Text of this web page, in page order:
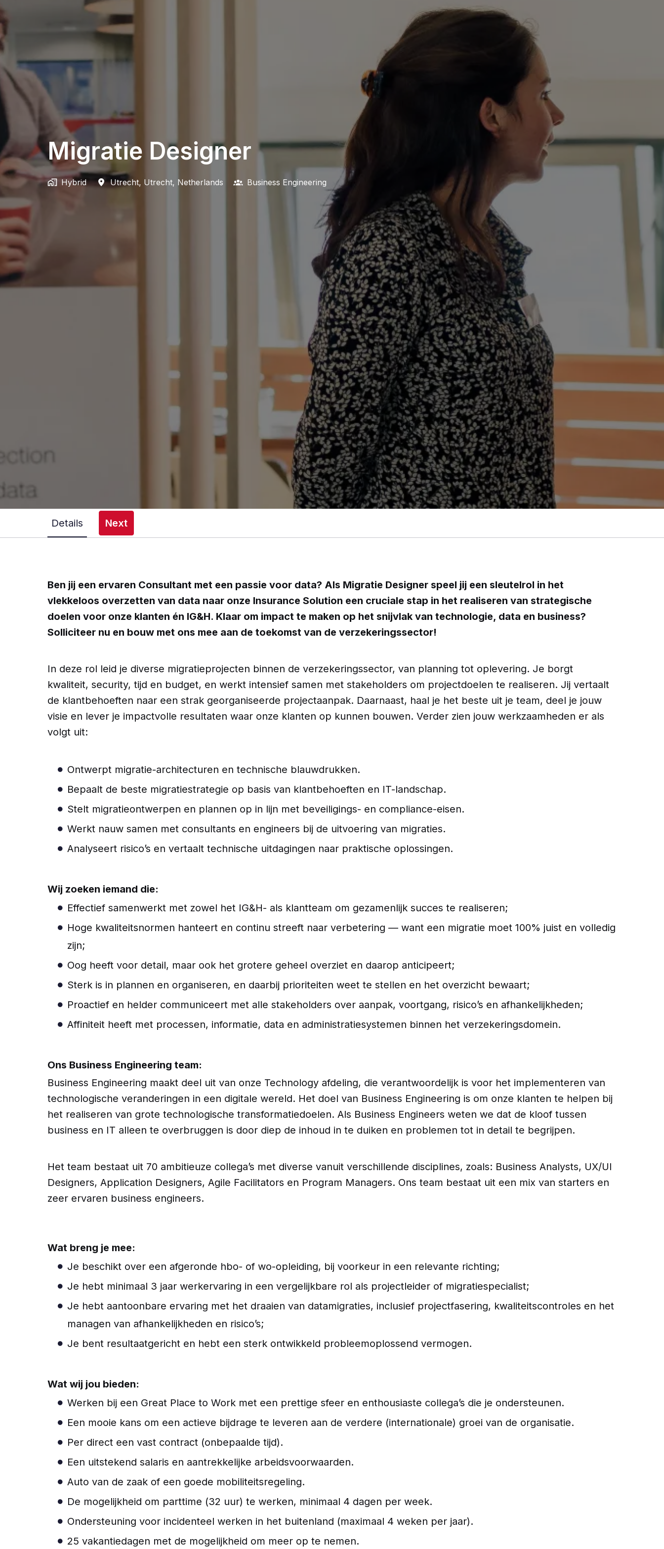
Migratie Designer
Hybrid Utrecht, Utrecht, Netherlands Business Engineering
Details Next
Ben jij een ervaren Consultant met een passie voor data? Als Migratie Designer speel jij een sleutelrol in het
vlekkeloos overzetten van data naar onze Insurance Solution een cruciale stap in het realiseren van strategische
doelen voor onze klanten én IG&H. Klaar om impact te maken op het snijvlak van technologie, data en business?
Solliciteer nu en bouw met ons mee aan de toekomst van de verzekeringssector!
In deze rol leid je diverse migratieprojecten binnen de verzekeringssector, van planning tot oplevering. Je borgt
kwaliteit, security, tijd en budget, en werkt intensief samen met stakeholders om projectdoelen te realiseren. Jij vertaalt
de klantbehoeften naar een strak georganiseerde projectaanpak. Daarnaast, haal je het beste uit je team, deel je jouw
visie en lever je impactvolle resultaten waar onze klanten op kunnen bouwen. Verder zien jouw werkzaamheden er als
volgt uit:
Ontwerpt migratie-architecturen en technische blauwdrukken.
Bepaalt de beste migratiestrategie op basis van klantbehoeften en IT-landschap.
Stelt migratieontwerpen en plannen op in lijn met beveiligings- en compliance-eisen.
Werkt nauw samen met consultants en engineers bij de uitvoering van migraties.
Analyseert risico’s en vertaalt technische uitdagingen naar praktische oplossingen.
Wij zoeken iemand die:
Effectief samenwerkt met zowel het IG&H- als klantteam om gezamenlijk succes te realiseren;
Hoge kwaliteitsnormen hanteert en continu streeft naar verbetering — want een migratie moet 100% juist en volledig
zijn;
Oog heeft voor detail, maar ook het grotere geheel overziet en daarop anticipeert;
Sterk is in plannen en organiseren, en daarbij prioriteiten weet te stellen en het overzicht bewaart;
Proactief en helder communiceert met alle stakeholders over aanpak, voortgang, risico’s en afhankelijkheden;
Affiniteit heeft met processen, informatie, data en administratiesystemen binnen het verzekeringsdomein.
Ons Business Engineering team:
Business Engineering maakt deel uit van onze Technology afdeling, die verantwoordelijk is voor het implementeren van
technologische veranderingen in een digitale wereld. Het doel van Business Engineering is om onze klanten te helpen bij
het realiseren van grote technologische transformatiedoelen. Als Business Engineers weten we dat de kloof tussen
business en IT alleen te overbruggen is door diep de inhoud in te duiken en problemen tot in detail te begrijpen.
Het team bestaat uit 70 ambitieuze collega’s met diverse vanuit verschillende disciplines, zoals: Business Analysts, UX/UI
Designers, Application Designers, Agile Facilitators en Program Managers. Ons team bestaat uit een mix van starters en
zeer ervaren business engineers.
Wat breng je mee:
Je beschikt over een afgeronde hbo- of wo-opleiding, bij voorkeur in een relevante richting;
Je hebt minimaal 3 jaar werkervaring in een vergelijkbare rol als projectleider of migratiespecialist;
Je hebt aantoonbare ervaring met het draaien van datamigraties, inclusief projectfasering, kwaliteitscontroles en het
managen van afhankelijkheden en risico’s;
Je bent resultaatgericht en hebt een sterk ontwikkeld probleemoplossend vermogen.
Wat wij jou bieden:
Werken bij een Great Place to Work met een prettige sfeer en enthousiaste collega’s die je ondersteunen.
Een mooie kans om een actieve bijdrage te leveren aan de verdere (internationale) groei van de organisatie.
Per direct een vast contract (onbepaalde tijd).
Een uitstekend salaris en aantrekkelijke arbeidsvoorwaarden.
Auto van de zaak of een goede mobiliteitsregeling.
De mogelijkheid om parttime (32 uur) te werken, minimaal 4 dagen per week.
Ondersteuning voor incidenteel werken in het buitenland (maximaal 4 weken per jaar).
25 vakantiedagen met de mogelijkheid om meer op te nemen.